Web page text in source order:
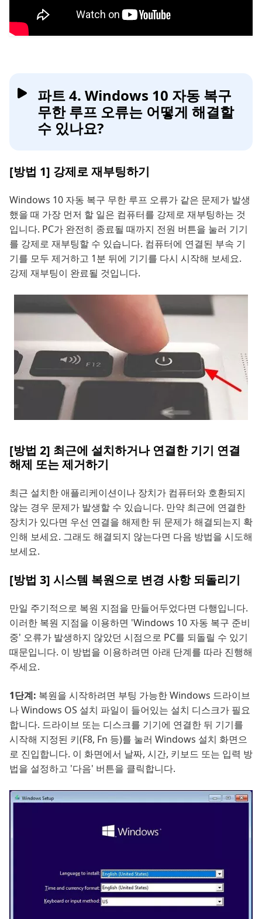
파트 4. Windows 10 자동 복구
무한 루프 오류는 어떻게 해결할
수 있나요?
[방법 1] 강제로 재부팅하기
Windows 10 자동 복구 무한 루프 오류가 같은 문제가 발생
했을 때 가장 먼저 할 일은 컴퓨터를 강제로 재부팅하는 것
입니다. PC가 완전히 종료될 때까지 전원 버튼을 눌러 기기
를 강제로 재부팅할 수 있습니다. 컴퓨터에 연결된 부속 기
기를 모두 제거하고 1분 뒤에 기기를 다시 시작해 보세요.
강제 재부팅이 완료될 것입니다.
[방법 2] 최근에 설치하거나 연결한 기기 연결
해제 또는 제거하기
최근 설치한 애플리케이션이나 장치가 컴퓨터와 호환되지
않는 경우 문제가 발생할 수 있습니다. 만약 최근에 연결한
장치가 있다면 우선 연결을 해제한 뒤 문제가 해결되는지 확
인해 보세요. 그래도 해결되지 않는다면 다음 방법을 시도해
보세요.
[방법 3] 시스템 복원으로 변경 사항 되돌리기
만일 주기적으로 복원 지점을 만들어두었다면 다행입니다.
이러한 복원 지점을 이용하면 'Windows 10 자동 복구 준비
중' 오류가 발생하지 않았던 시점으로 PC를 되돌릴 수 있기
때문입니다. 이 방법을 이용하려면 아래 단계를 따라 진행해
주세요.
1단계: 복원을 시작하려면 부팅 가능한 Windows 드라이브
나 Windows OS 설치 파일이 들어있는 설치 디스크가 필요
합니다. 드라이브 또는 디스크를 기기에 연결한 뒤 기기를
시작해 지정된 키(F8, Fn 등)를 눌러 Windows 설치 화면으
로 진입합니다. 이 화면에서 날짜, 시간, 키보드 또는 입력 방
법을 설정하고 '다음' 버튼을 클릭합니다.